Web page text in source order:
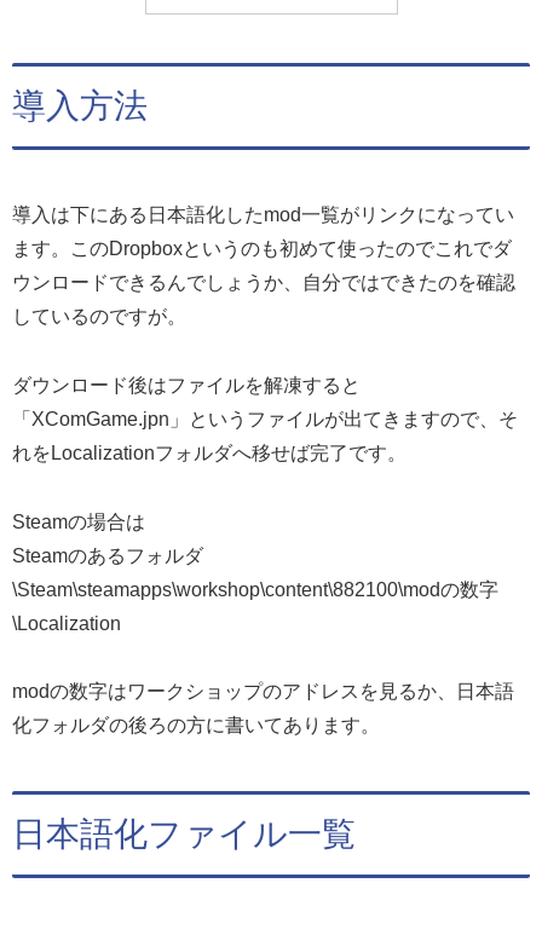
導入方法
導入は下にある日本語化したmod一覧がリンクになってい
ます。このDropboxというのも初めて使ったのでこれでダ
ウンロードできるんでしょうか、自分ではできたのを確認
しているのですが。
ダウンロード後はファイルを解凍すると
「XComGame.jpn」というファイルが出てきますので、そ
れをLocalizationフォルダへ移せば完了です。
Steamの場合は
Steamのあるフォルダ
\Steam\steamapps\workshop\content\882100\modの数字
\Localization
modの数字はワークショップのアドレスを見るか、日本語
化フォルダの後ろの方に書いてあります。
日本語化ファイル一覧